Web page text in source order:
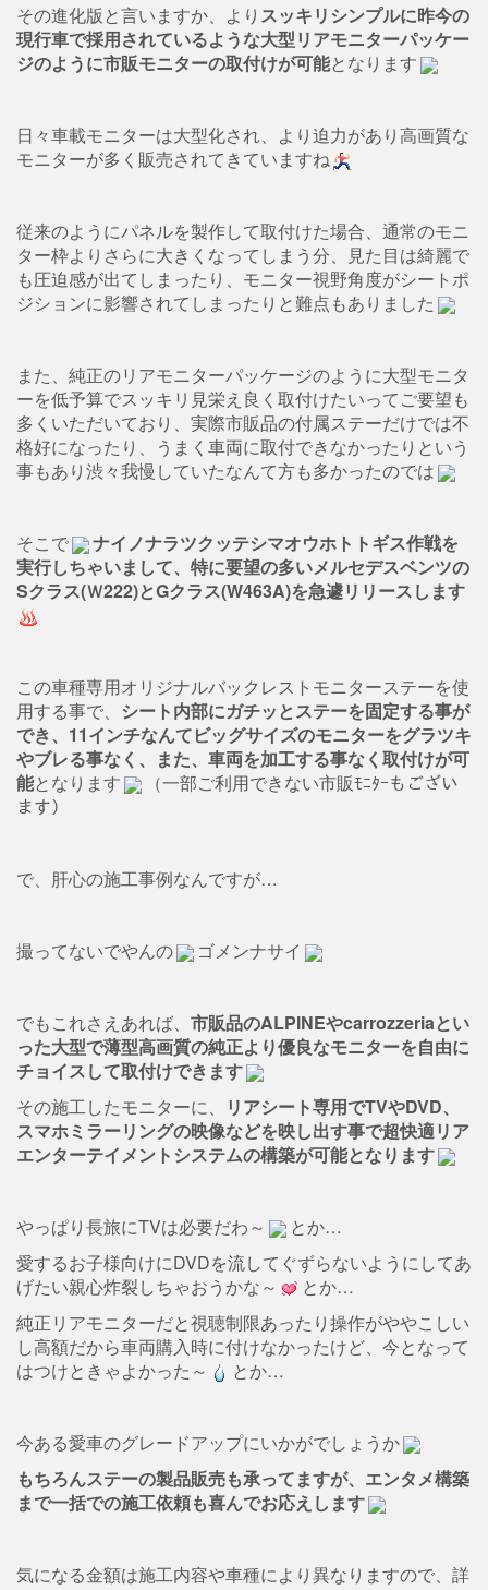
その進化版と言いますか、より スッキリシンプルに昨今の
現行車で採用されているような大型リアモニターパッケー
ジのように市販モニターの取付けが可能となります
日々車載モニターは大型化され、より迫力があり高画質な
モニターが多く販売されてきていますね
従来のようにパネルを製作して取付けた場合、通常のモニ
ター枠よりさらに大きくなってしまう分、見た目は綺麗で
も圧迫感が出てしまったり、モニター視野角度がシートポ
ジションに影響されてしまったりと難点もありました
また、純正のリアモニターパッケージのように大型モニタ
ーを低予算でスッキリ見栄え良く取付けたいってご要望も
多くいただいており、実際市販品の付属ステーだけでは不
格好になったり、うまく車両に取付できなかったりという
事もあり渋々我慢していたなんて方も多かったのでは
そこで
ナイノナラツクッテシマオウホトトギス作戦を
実行しちゃいまして、特に要望の多いメルセデスベンツの
Sクラス(Ｗ222)とGクラス(W463A)を急遽リリースします
この車種専用オリジナルバックレストモニターステーを使
用する事で、 シート内部にガチッとステーを固定する事が
でき、11インチなんてビッグサイズのモニターをグラツキ
やブレる事なく、また、車両を加工する事なく取付けが可
能となります
（一部ご利用できない市販ﾓﾆﾀｰもござい
ます）
で、肝心の施工事例なんですが…
撮ってないでやんの ゴメンナサイ
でもこれさえあれば、 市販品のALPINEやcarrozzeriaとい
った大型で薄型高画質の純正より優良なモニターを自由に
チョイスして取付けできます
その施工したモニターに、
リアシート専用でTVやDVD、
スマホミラーリングの映像などを映し出す事で超快適リア
エンターテイメントシステムの構築が可能となります
やっぱり長旅にTVは必要だわ～
とか…
愛するお子様向けにDVDを流してぐずらないようにしてあ
げたい親心炸裂しちゃおうかな～
とか…
純正リアモニターだと視聴制限あったり操作がややこしい
し高額だから車両購入時に付けなかったけど、今となって
はつけときゃよかった～
とか…
今ある愛車のグレードアップにいかがでしょうか
もちろんステーの製品販売も承ってますが、エンタメ構築
まで一括での施工依頼も喜んでお応えします
気になる金額は施工内容や車種により異なりますので、詳